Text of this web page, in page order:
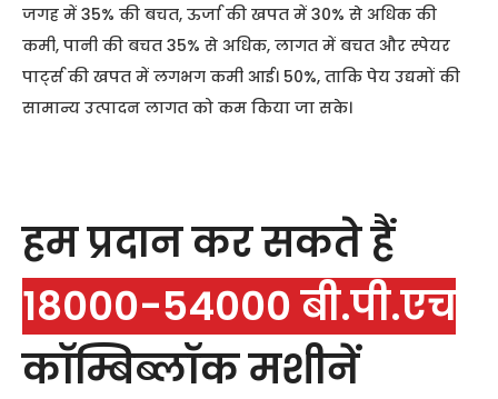
जगह में 35% की बचत, ऊर्जा की खपत में 30% से अधिक की
कमी, पानी की बचत 35% से अधिक, लागत में बचत और स्पेयर
पार्ट्स की खपत में लगभग कमी आई। 50%, ताकि पेय उद्यमों की
सामान्य उत्पादन लागत को कम किया जा सके।
हम प्रदान कर सकते हैं
18000-54000 बी.पी.एच
कॉम्बिब्लॉक मशीनें